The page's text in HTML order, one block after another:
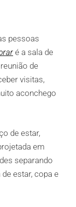
pessoas
é a sala de
de
visitas,
aconchego
de estar,
em
separando
estar, copa e